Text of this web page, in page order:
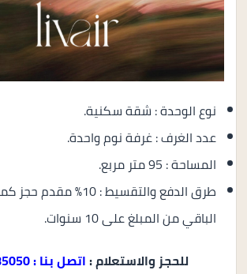
نوع الوحدة : شقة سكنية.
عدد الغرف : غرفة نوم واحدة.
المساحة : 95 متر مربع.
طرق الدفع والتقسيط : 10%
الباقي من المبلغ على 10 سنوات.
للحجز والاستعلام :اتصل بنا : 01158585050